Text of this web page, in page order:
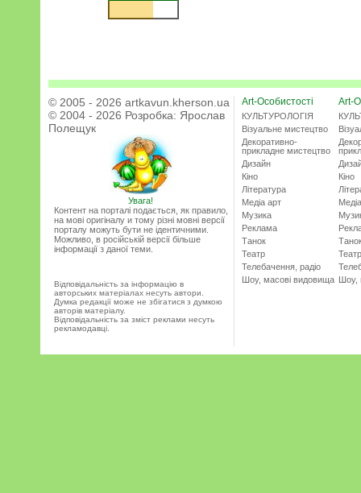
© 2005 - 2026 artkavun.kherson.ua
© 2004 - 2026 Розробка: Ярослав
Полещук
Увага!
Контент на порталі подається, як правило,
на мові оригіналу и тому різні мовні версії
порталу можуть бути не ідентичними.
Можливо, в російській версії більше
інформації з даної теми.
Відповідальність за інформацію в
авторських матеріалах несуть автори.
Думка редакції може не збігатися з думкою
авторів матеріалу.
Відповідальність за зміст реклами несуть
рекламодавці.
Art-Особистості
КУЛЬТУРОЛОГІЯ
Візуальне мистецтво
Декоративно-
прикладне мистецтво
Дизайн
Кіно
Література
Медіа арт
Музика
Реклама
Танок
Театр
Телебачення, радіо
Шоу, масові видовища
Art-
Кіно
Театр